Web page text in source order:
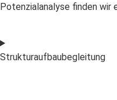
Potenzialanalyse finden wir
Strukturaufbaubegleitung